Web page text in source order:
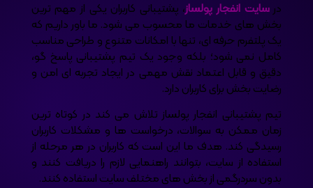
درسایت انفجار پولساز، پشتیبانی کاربران یکی از مهم ترین
بخش های خدمات ما محسوب می شود. ما باور داریم که
یک پلتفرم حرفه ای، تنها با امکانات متنوع و طراحی مناسب
کامل نمی شود؛ بلکه وجود یک تیم پشتیبانی پاسخ گو،
دقیق و قابل اعتماد نقش مهمی در ایجاد تجربه ای امن و
رضایت بخش برای کاربران دارد.
تیم پشتیبانی انفجار پولساز تلاش می کند در کوتاه ترین
زمان ممکن به سوالات، درخواست ها و مشکلات کاربران
رسیدگی کند. هدف ما این است که کاربران در هر مرحله از
استفاده از سایت، بتوانند راهنمایی لازم را دریافت کنند و
بدون سردرگمی از بخش های مختلف سایت استفاده کنند.